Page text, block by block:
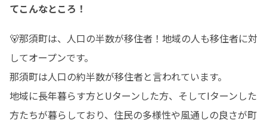
てこんなところ！
🐻那須町は、人口の半数が移住者！地域の人も移住者に対
してオープンです。
那須町は人口の約半数が移住者と言われています。
地域に長年暮らす方とUターンした方、そしてIターンした
方たちが暮らしており、住民の多様性や風通しの良さが町